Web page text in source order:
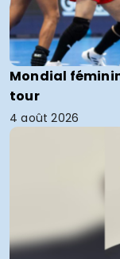
Mondial
tour
4 août 2026